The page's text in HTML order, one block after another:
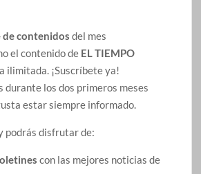
contenidos del mes
el contenido de EL TIEMPO
ilimitada. ¡Suscríbete ya!
durante los dos primeros meses
estar siempre informado.
podrás disfrutar de:
con las mejores noticias de